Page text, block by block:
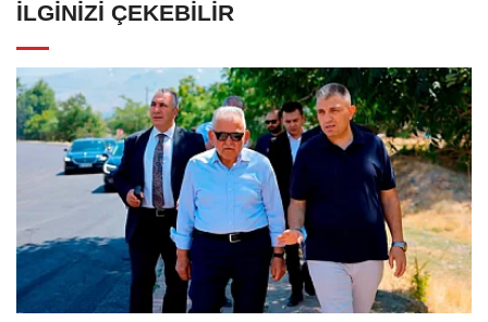
İLGINIZI ÇEKEBILIR